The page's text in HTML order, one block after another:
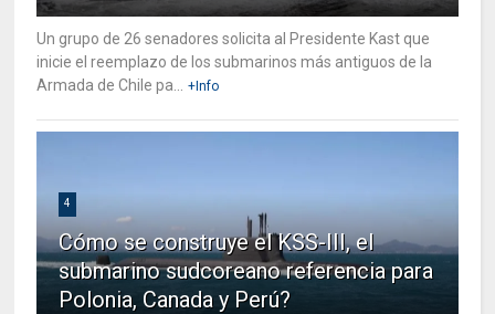
Un grupo de 26 senadores solicita al Presidente Kast que
inicie el reemplazo de los submarinos más antiguos de la
Armada de Chile pa...
+Info
4
Cómo se construye el KSS-III, el
submarino sudcoreano referencia para
Polonia, Canada y Perú?